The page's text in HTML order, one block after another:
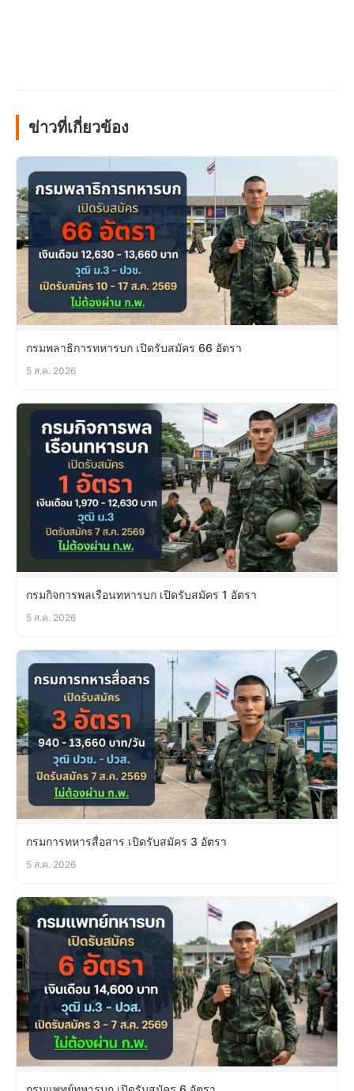
ข่าวที่เกี่ยวข้อง
กรมพลาธิการทหารบก เปิดรับสมัคร 66 อัตรา
5 ส.ค. 2026
กรมกิจการพลเรือนทหารบก เปิดรับสมัคร 1 อัตรา
5 ส.ค. 2026
กรมการทหารสื่อสาร เปิดรับสมัคร 3 อัตรา
5 ส.ค. 2026